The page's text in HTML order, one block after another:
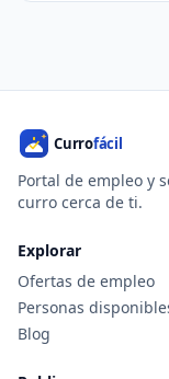
Portal de empleo y
curro cerca de ti.
Explorar
Ofertas de empleo
Personas
Blog